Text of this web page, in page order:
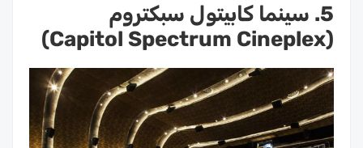
5. سينما كابيتول سبكتروم
(Capitol Spectrum Cineplex)